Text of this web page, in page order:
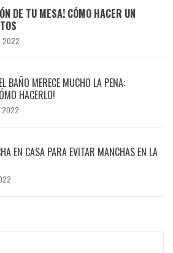
DE TU MESA! CÓMO HACER UN
2022
BAÑO MERECE MUCHO LA PENA:
HACERLO!
2022
EN CASA PARA EVITAR MANCHAS EN LA